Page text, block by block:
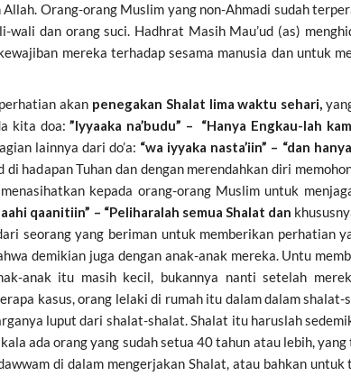
Orang-orang Muslim yang non-Ahmadi sudah
wali dan orang suci. Hadhrat Masih Mau’ud (as)
mereka terhadap sesama manusia dan untuk
akan penegakan Shalat lima waktu sehari,
kita doa:”Iyyaaka na’budu” – “Hanya Engkau-lah
lainnya dari do’a: “wa iyyaka nasta’iin” – “dan
di hadapan Tuhan dan dengan merendahkan diri
kepada orang-orang Muslim untuk
qaanitiin” – “Peliharalah semua Shalat dan
seorang yang beriman untuk memberikan perhatian
demikian juga dengan anak-anak mereka. Untu
anak itu masih kecil, bukannya nanti setelah
kasus, orang lelaki di rumah itu dalam dalam
luput dari shalat-shalat. Shalat itu haruslah
ada orang yang sudah setua 40 tahun atau lebih,
di dalam mengerjakan Shalat, atau bahkan